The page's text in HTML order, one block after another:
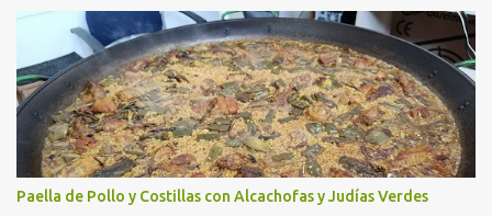
Paella de Pollo y Costillas con Alcachofas y Judías Verdes